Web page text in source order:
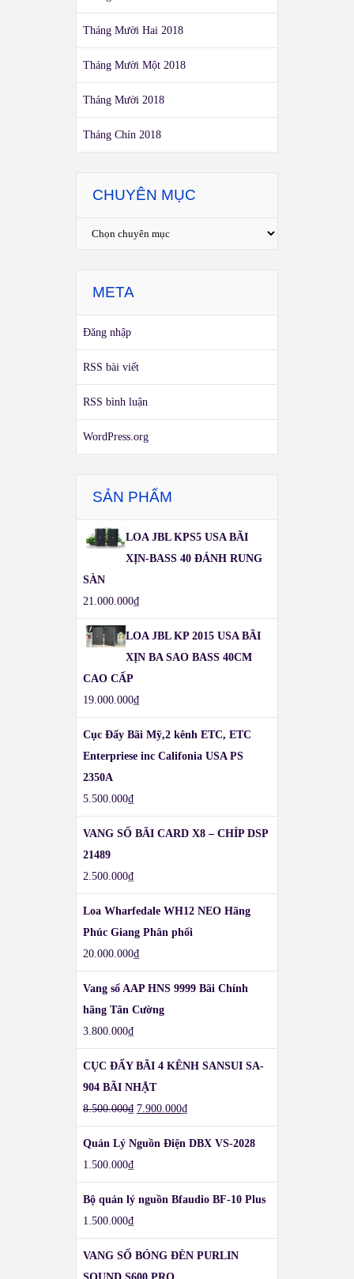
Tháng Mười Hai 2018
Tháng Mười Một 2018
Tháng Mười 2018
Tháng Chín 2018
CHUYÊN MỤC
META
Đăng nhập
RSS bài viết
RSS bình luận
WordPress.org
SẢN PHẨM
LOA JBL KPS5 USA BÃI
XỊN-BASS 40 ĐÁNH RUNG
SÀN
21.000.000₫
LOA JBL KP 2015 USA BÃI
XỊN BA SAO BASS 40CM
CAO CẤP
19.000.000₫
Cục Đẩy Bãi Mỹ,2 kênh ETC, ETC
Enterpriese inc Califonia USA PS
2350A
5.500.000₫
VANG SỐ BÃI CARD X8 – CHÍP DSP
21489
2.500.000₫
Loa Wharfedale WH12 NEO Hãng
Phúc Giang Phân phối
20.000.000₫
Vang số AAP HNS 9999 Bãi Chính
hãng Tân Cường
3.800.000₫
CỤC ĐẨY BÃI 4 KÊNH SANSUI SA-
904 BÃI NHẬT
8.500.000₫ 7.900.000₫
Quản Lý Nguồn Điện DBX VS-2028
1.500.000₫
Bộ quản lý nguồn Bfaudio BF-10 Plus
1.500.000₫
VANG SỐ BÓNG ĐÈN PURLIN